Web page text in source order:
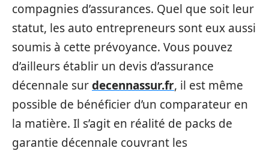
compagnies d’assurances. Quel que soit leur
statut, les auto entrepreneurs sont eux aussi
soumis à cette prévoyance. Vous pouvez
d’ailleurs établir un devis d’assurance
décennale surdecennassur.fr, il est même
possible de bénéficier d’un comparateur en
la matière. Il s’agit en réalité de packs de
garantie décennale couvrant les